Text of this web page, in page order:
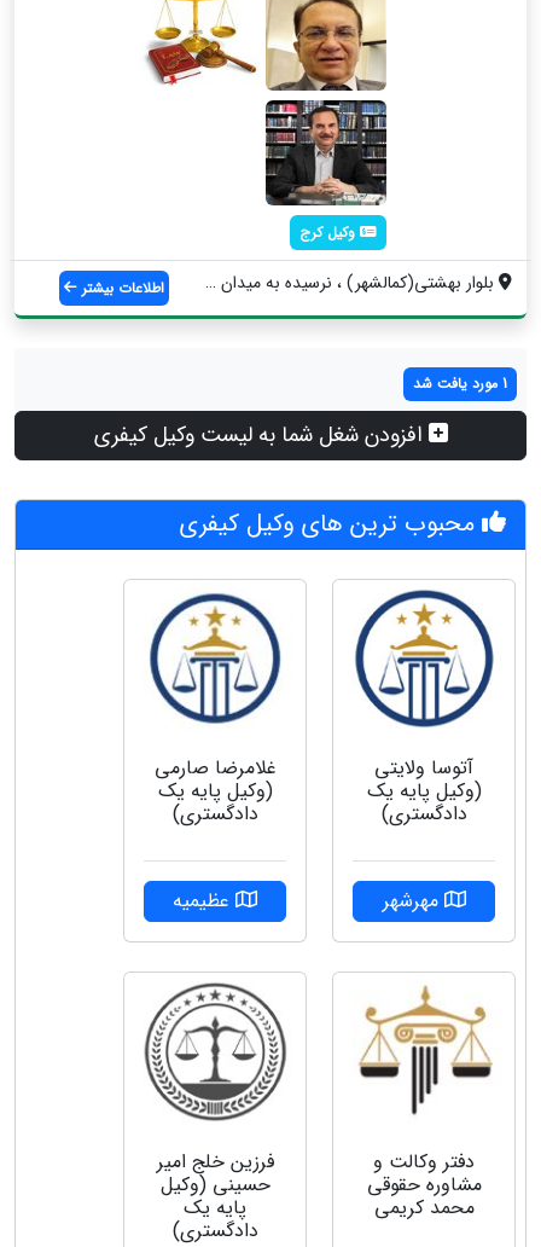
وکیل کرج
بلوار بهشتی(کمالشهر) ، نرسیده به میدان ک... اطلاعات بیشتر
1 مورد یافت شد
افزودن شغل شما به لیست وکیل کیفری
محبوب ترین های وکیل کیفری
آتوسا ولایتی
(وکیل پایه یک
دادگستری)
مهرشهر
غلامرضا صارمی
(وکیل پایه یک
دادگستری)
عظیمیه
دفتر وکالت و
مشاوره حقوقی
محمد کریمی
فرزین خلج امیر
حسینی (وکیل
پایه یک
دادگستری)